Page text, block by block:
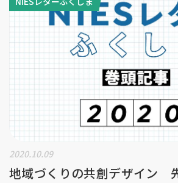
地域づくりの共創デザイン
2020.10.09